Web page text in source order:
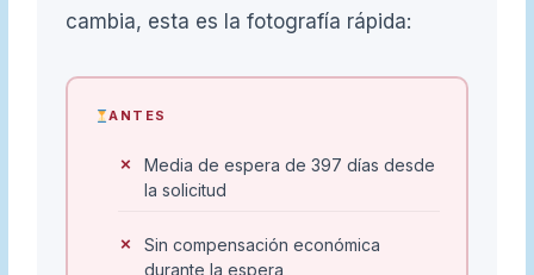
cambia, esta es la fotografía rápida:
ANTES
Media de espera de 397 días desde
la solicitud
Sin compensación económica
durante la espera